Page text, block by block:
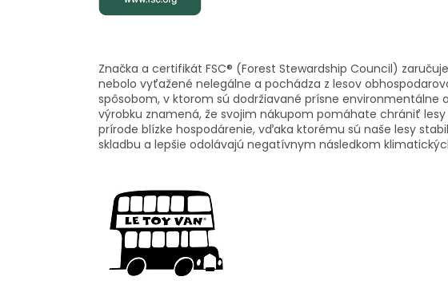
Značka a certifikát FSC® (Forest Stewardship Council)
nebolo vyťažené nelegálne a pochádza z lesov
spôsobom, v ktorom sú dodržiavané prísne environmentálne
výrobku znamená, že svojim nákupom pomáhate chrániť
prírode blízke hospodárenie, vďaka ktorému sú naše lesy
skladbu a lepšie odolávajú negatívnym následkom